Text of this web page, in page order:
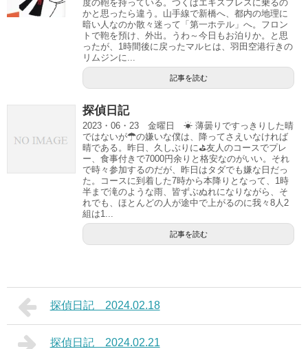
度の鞄を持っている。つくばエキスプレスに乗るの
かと思ったら違う。山手線で新橋へ、都内の地理に
暗い人なのか散々迷って「第一ホテル」へ。フロン
トで鞄を預け、外出。うわ～今日もお泊りか。と思
ったが、1時間後に戻ったマルヒは、羽田空港行きの
リムジンに...
記事を読む
探偵日記
2023・06・23 金曜日 ☀ 薄曇りですっきりした晴
ではないが☂の嫌いな僕は、降ってさえいなければ
晴である。昨日、久しぶりに⛳友人のコースでプレ
ー、食事付きで7000円余りと格安なのがいい。それ
で時々参加するのだが、昨日はタダでも嫌な日だっ
た。コースに到着した7時から本降りとなって、1時
半まで滝のような雨、皆ずぶぬれになりながら、そ
れでも、ほとんどの人が途中で上がるのに我々8人2
組は1...
記事を読む
探偵日記 2024.02.18
探偵日記 2024.02.21